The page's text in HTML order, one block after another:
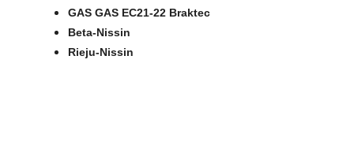
GAS GAS EC21-22 Braktec
Beta-Nissin
Rieju-Nissin